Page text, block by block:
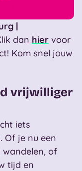
|
dan hier voor
Kom snel jouw
vrijwilliger
iets
Of je nu een
wandelen, of
tijd en